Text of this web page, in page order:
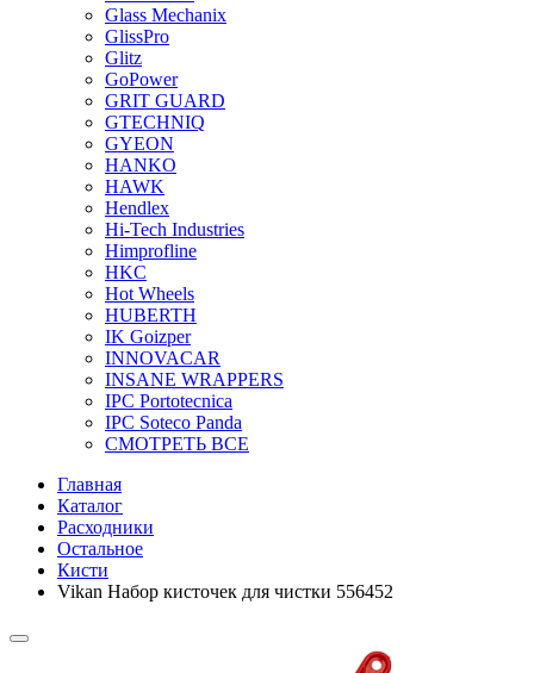
Glass Mechanix
GlissPro
Glitz
GoPower
GRIT GUARD
GTECHNIQ
GYEON
HANKO
HAWK
Hendlex
Hi-Tech Industries
Himprofline
HKC
Hot Wheels
HUBERTH
IK Goizper
INNOVACAR
INSANE WRAPPERS
IPC Portotecnica
IPC Soteco Panda
СМОТРЕТЬ ВСЕ
Главная
Каталог
Расходники
Остальное
Кисти
Vikan Набор кисточек для чистки 556452